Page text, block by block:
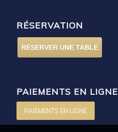
RÉSERVATION
RÉSERVER UNE TABLE
PAIEMENTS EN LIGNE
PAIEMENTS EN LIGNE